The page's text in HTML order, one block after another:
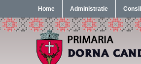
Home Administratie